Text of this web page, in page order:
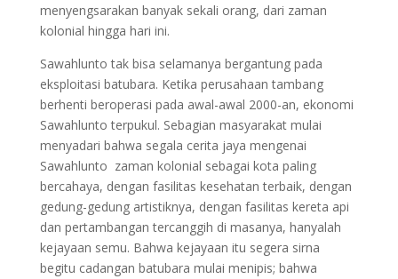
menyengsarakan banyak sekali orang, dari zaman
kolonial hingga hari ini.
Sawahlunto tak bisa selamanya bergantung pada
eksploitasi batubara. Ketika perusahaan tambang
berhenti beroperasi pada awal-awal 2000-an, ekonomi
Sawahlunto terpukul. Sebagian masyarakat mulai
menyadari bahwa segala cerita jaya mengenai
Sawahlunto zaman kolonial sebagai kota paling
bercahaya, dengan fasilitas kesehatan terbaik, dengan
gedung-gedung artistiknya, dengan fasilitas kereta api
dan pertambangan tercanggih di masanya, hanyalah
kejayaan semu. Bahwa kejayaan itu segera sirna
begitu cadangan batubara mulai menipis; bahwa